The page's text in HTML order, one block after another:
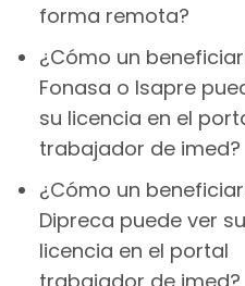
forma remota?
¿Cómo un
Fonasa o Isapre
su licencia en el
trabajador de imed?
¿Cómo un
Dipreca puede ver su
licencia en el portal